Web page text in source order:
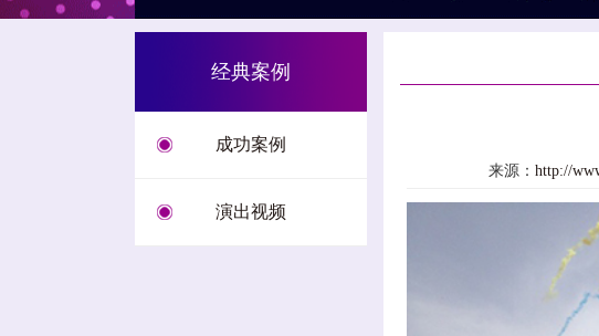
经典案例
成功案例
演出视频
来源： http://